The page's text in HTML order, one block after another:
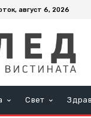
август 6, 2026
Свет